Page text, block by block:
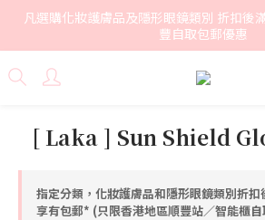
凡選購化妝護膚品及隱形眼鏡類別 折扣後
豐自取包郵優惠
[ Laka ] Sun Shield
指定分類，化妝護膚品和隱形眼鏡類別折
享有包郵* (只限香港地區順豐站／智能櫃自